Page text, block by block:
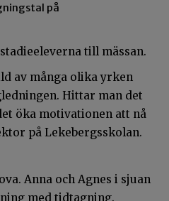
på
till mässan.
av många olika yrken
Hittar man det
öka motivationen att nå
på Lekebergsskolan.
Anna och Agnes i sjuan
med tidtagning.